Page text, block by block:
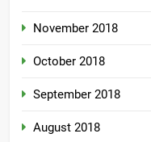
November 2018
October 2018
September 2018
August 2018